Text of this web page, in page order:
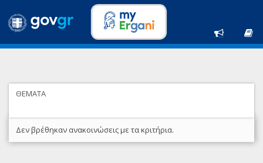
ΘΕΜΑΤΑ
Δεν βρέθηκαν ανακοινώσεις με τα κριτήρια.